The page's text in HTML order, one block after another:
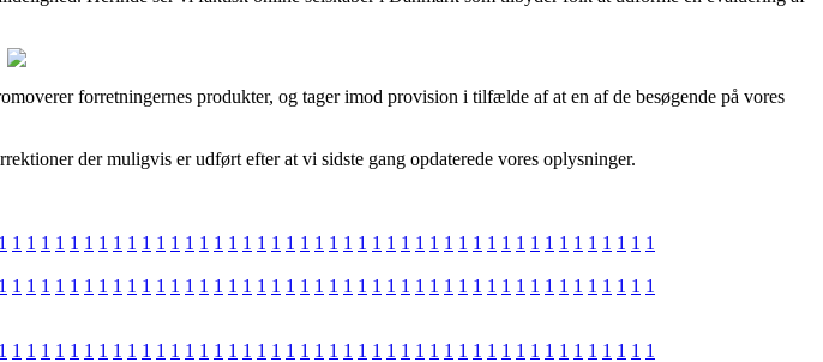
forretningernes produkter, og tager imod provision i tilfælde af at en af de besøgende på vores
der muligvis er udført efter at vi sidste gang opdaterede vores oplysninger.
1 1 1 1 1 1 1 1 1 1 1 1 1 1 1 1 1 1 1 1 1 1 1 1 1 1 1 1 1 1 1 1 1 1 1 1 1 1 1 1 1 1 1 1 1 1
1 1 1 1 1 1 1 1 1 1 1 1 1 1 1 1 1 1 1 1 1 1 1 1 1 1 1 1 1 1 1 1 1 1 1 1 1 1 1 1 1 1 1 1 1 1
1 1 1 1 1 1 1 1 1 1 1 1 1 1 1 1 1 1 1 1 1 1 1 1 1 1 1 1 1 1 1 1 1 1 1 1 1 1 1 1 1 1 1 1 1 1